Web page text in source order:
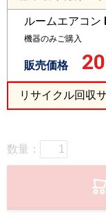
ルームエアコン
機器のみご購入
販売価格
数量：